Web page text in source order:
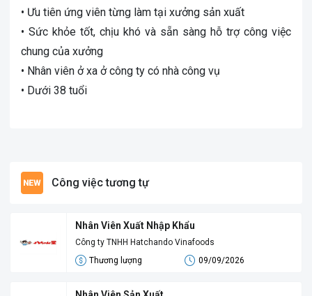
• Ưu tiên ứng viên từng làm tại xưởng sản xuất
• Sức khỏe tốt, chịu khó và sẵn sàng hỗ trợ công việc
chung của xưởng
• Nhân viên ở xa ở công ty có nhà công vụ
• Dưới 38 tuổi
Công việc tương tự
Nhân Viên Xuất Nhập Khẩu
Công ty TNHH Hatchando Vinafoods
Thương lượng
09/09/2026